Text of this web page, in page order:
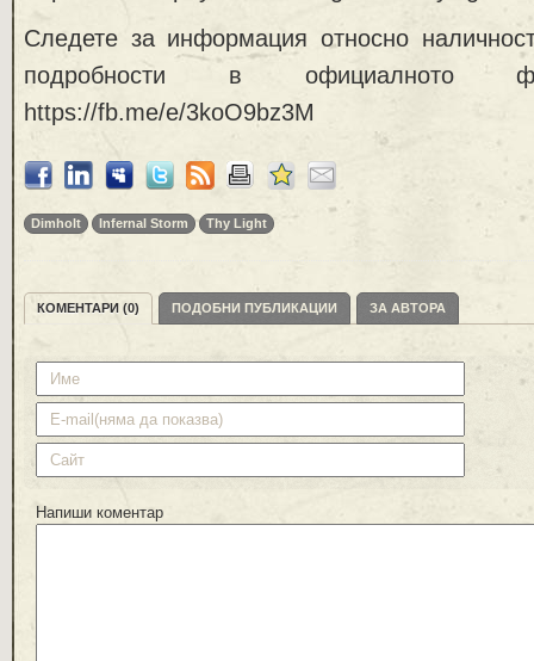
Следете за информация относно
подробности в официалното
https://fb.me/e/3koO9bz3M
Dimholt Infernal Storm Thy Light
КОМЕНТАРИ (0) ПОДОБНИ ПУБЛИКАЦИИ ЗА АВТОРА
Напиши коментар